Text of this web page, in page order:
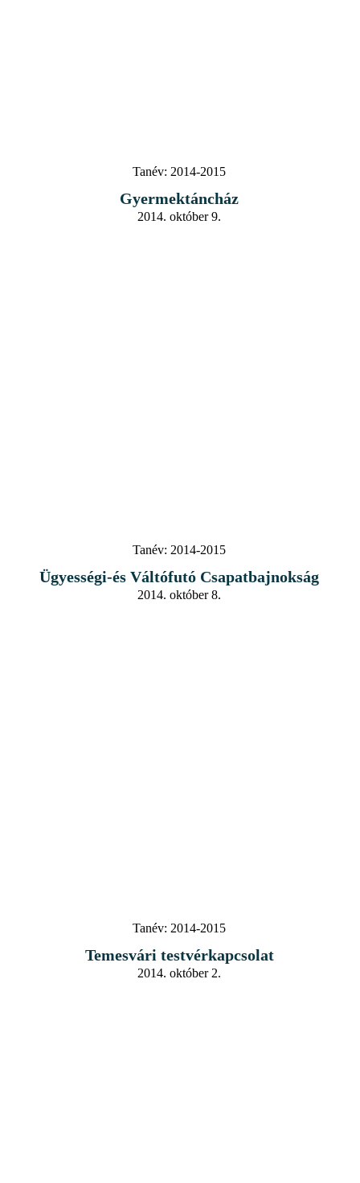
Tanév: 2014-2015
Gyermektáncház
2014. október 9.
Tanév: 2014-2015
Ügyességi-és Váltófutó Csapatbajnokság
2014. október 8.
Tanév: 2014-2015
Temesvári testvérkapcsolat
2014. október 2.